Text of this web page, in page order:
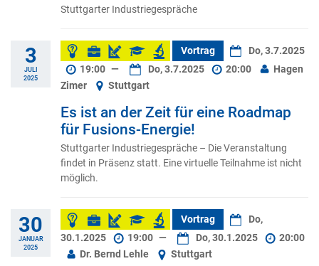
Stuttgarter Industriegespräche
3
JULI
2025
Vortrag
Do, 3.7.2025
19:00 — Do, 3.7.2025 20:00
Hagen
Zimer
Stuttgart
Es ist an der Zeit für eine Roadmap
für Fusions-Energie!
Stuttgarter Industriegespräche – Die Veranstaltung
findet in Präsenz statt. Eine virtuelle Teilnahme ist nicht
möglich.
30
JANUAR
2025
Vortrag
Do,
30.1.2025
19:00 — Do, 30.1.2025
20:00
Dr. Bernd Lehle
Stuttgart